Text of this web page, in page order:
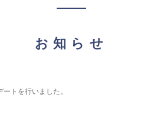
お知らせ
トを行いました。